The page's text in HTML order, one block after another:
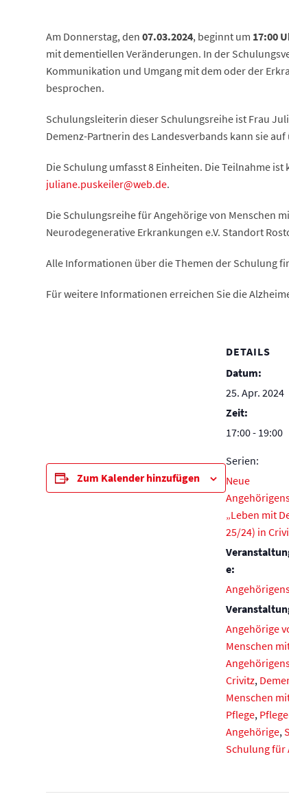
Am Donnerstag, den 07.03.2024, beginnt um 17:00
mit dementiellen Veränderungen. In der
Kommunikation und Umgang mit dem oder der
besprochen.
Schulungsleiterin dieser Schulungsreihe ist Frau
Demenz-Partnerin des Landesverbands kann sie
Die Schulung umfasst 8 Einheiten. Die Teilnahme
juliane.puskeiler@web.de.
Die Schulungsreihe für Angehörige von Menschen
Neurodegenerative Erkrankungen e.V. Standort
Alle Informationen über die Themen der Schulung
Für weitere Informationen erreichen Sie die
Zum Kalender hinzufügen
DETAILS
Datum:
25. Apr. 2024
Zeit:
17:00 - 19:00
Serien:
Neue
„Leben mit
25/24) in
e:
Angehörige
Menschen
Crivitz,
Menschen
Pflege,
Angehörige,
Schulung für